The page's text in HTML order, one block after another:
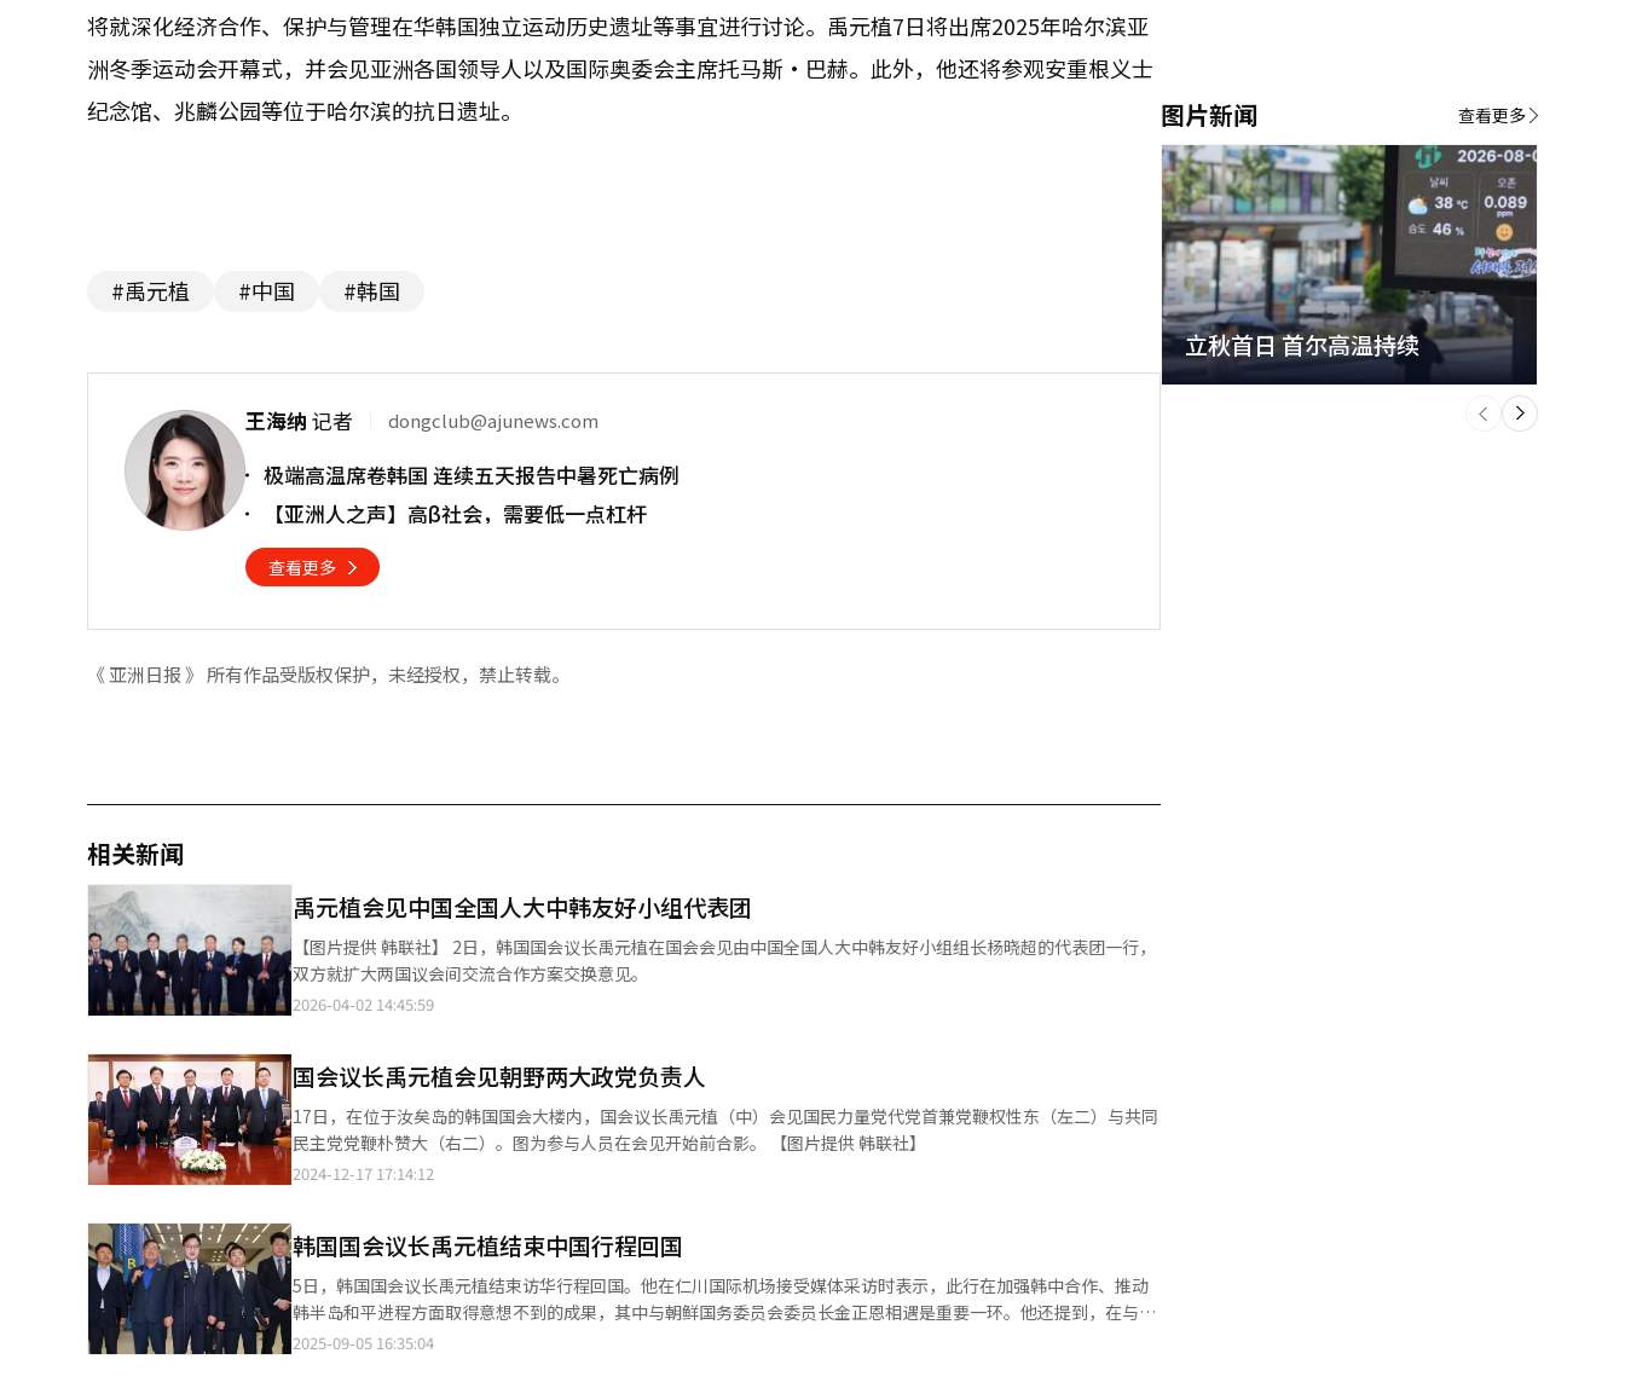
将就深化经济合作、保护与管理在华韩国独立运动历史遗址等事宜进行讨论。禹元植7日将出席2025年哈尔滨亚
洲冬季运动会开幕式，并会见亚洲各国领导人以及国际奥委会主席托马斯·巴赫。此外，他还将参观安重根义士
纪念馆、兆麟公园等位于哈尔滨的抗日遗址。
#禹元植 #中国 #韩国
王海纳 记者 dongclub@ajunews.com
极端高温席卷韩国 连续五天报告中暑死亡病例
【亚洲人之声】高β社会，需要低一点杠杆
查看更多
《 亚洲日报 》 所有作品受版权保护，未经授权，禁止转载。
相关新闻
禹元植会见中国全国人大中韩友好小组代表团
【图片提供 韩联社】 2日，韩国国会议长禹元植在国会会见由中国全国人大中韩友好小组组长杨晓超的代表团一行，
双方就扩大两国议会间交流合作方案交换意见。
2026-04-02 14:45:59
国会议长禹元植会见朝野两大政党负责人
17日，在位于汝矣岛的韩国国会大楼内，国会议长禹元植（中）会见国民力量党代党首兼党鞭权性东（左二）与共同
民主党党鞭朴赞大（右二）。图为参与人员在会见开始前合影。 【图片提供 韩联社】
2024-12-17 17:14:12
韩国国会议长禹元植结束中国行程回国
5日，韩国国会议长禹元植结束访华行程回国。他在仁川国际机场接受媒体采访时表示，此行在加强韩中合作、推动
韩半岛和平进程方面取得意想不到的成果，其中与朝鲜国务委员会委员长金正恩相遇是重要一环。他还提到，在与俄
罗斯总统普京的短暂交流中，普京询问在俄朝首脑会谈之际韩方是否有信息要转达给金正恩，他当场表达了韩方立
2025-09-05 16:35:04
图片新闻
立秋首日 首尔高温持续
下
一
个
查看更多